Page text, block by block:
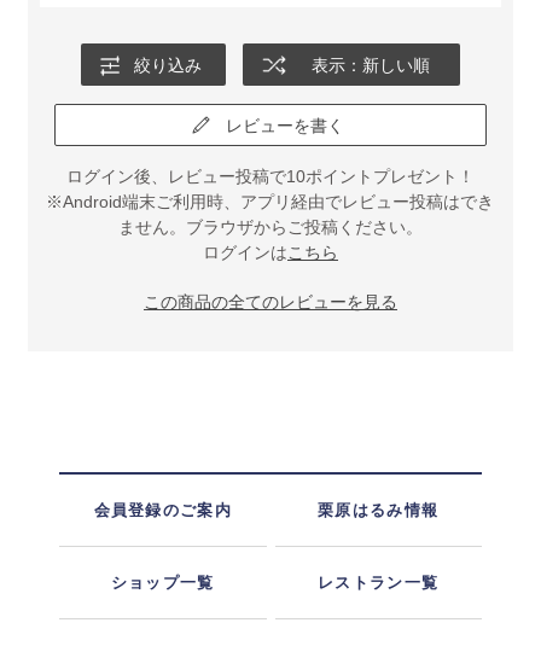
絞り込み 表示：新しい順
レビューを書く
ログイン後、レビュー投稿で10ポイントプレゼント！
※Android端末ご利用時、アプリ経由でレビュー投稿はでき
ません。ブラウザからご投稿ください。
ログインはこちら
この商品の全てのレビューを見る
会員登録のご案内 栗原はるみ情報
ショップ一覧 レストラン一覧